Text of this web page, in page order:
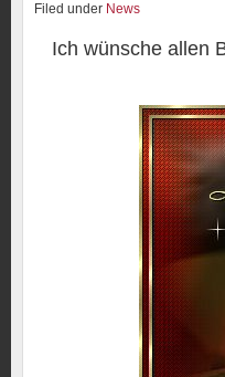
Filed under News
Ich wünsche allen